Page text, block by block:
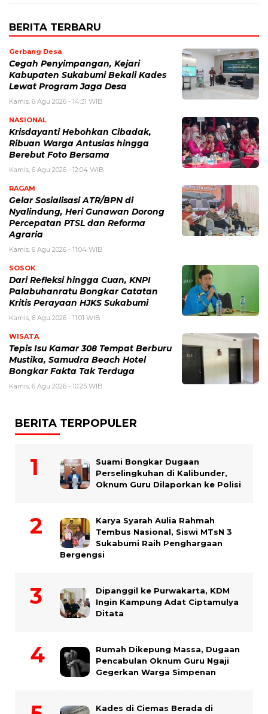
BERITA TERBARU
Gerbang Desa
Cegah Penyimpangan, Kejari
Kabupaten Sukabumi Bekali Kades
Lewat Program Jaga Desa
Kamis, 6 Agu 2026 - 14:31 WIB
NASIONAL
Krisdayanti Hebohkan Cibadak,
Ribuan Warga Antusias hingga
Berebut Foto Bersama
Kamis, 6 Agu 2026 - 12:04 WIB
RAGAM
Gelar Sosialisasi ATR/BPN di
Nyalindung, Heri Gunawan Dorong
Percepatan PTSL dan Reforma
Agraria
Kamis, 6 Agu 2026 - 11:04 WIB
SOSOK
Dari Refleksi hingga Cuan, KNPI
Palabuhanratu Bongkar Catatan
Kritis Perayaan HJKS Sukabumi
Kamis, 6 Agu 2026 - 11:01 WIB
WISATA
Tepis Isu Kamar 308 Tempat Berburu
Mustika, Samudra Beach Hotel
Bongkar Fakta Tak Terduga
Kamis, 6 Agu 2026 - 10:25 WIB
BERITA TERPOPULER
Suami Bongkar Dugaan
Perselingkuhan di Kalibunder,
Oknum Guru Dilaporkan ke Polisi
Karya Syarah Aulia Rahmah
Tembus Nasional, Siswi MTsN 3
Sukabumi Raih Penghargaan
Bergengsi
Dipanggil ke Purwakarta, KDM
Ingin Kampung Adat Ciptamulya
Ditata
Rumah Dikepung Massa, Dugaan
Pencabulan Oknum Guru Ngaji
Gegerkan Warga Simpenan
Kades di Ciemas Berada di